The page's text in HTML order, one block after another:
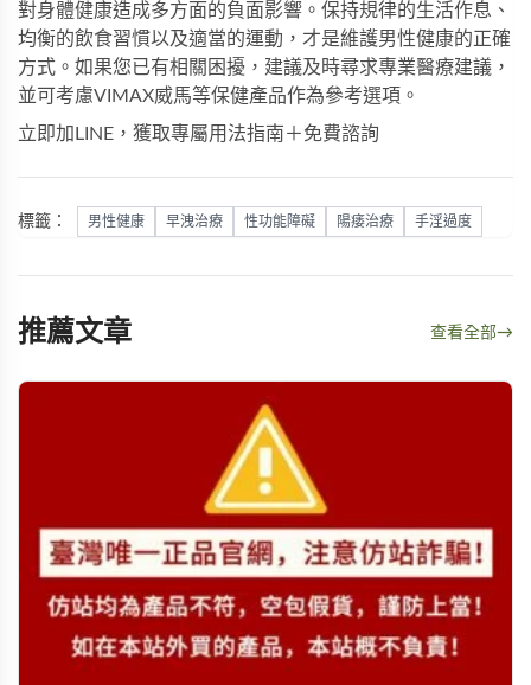
對身體健康造成多方面的負面影響。保持規律的生活作息、
均衡的飲食習慣以及適當的運動，才是維護男性健康的正確
方式。如果您已有相關困擾，建議及時尋求專業醫療建議，
並可考慮VIMAX威馬等保健產品作為參考選項。
立即加LINE，獲取專屬用法指南＋免費諮詢
標籤： 男性健康 早洩治療 性功能障礙 陽痿治療 手淫過度
推薦文章 查看全部→